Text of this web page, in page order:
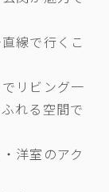
線で行くこ
リビング一
れる空間で
洋室のアク